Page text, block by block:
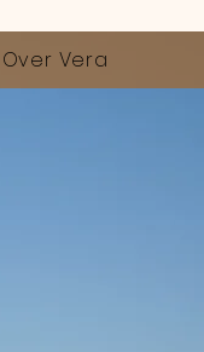
Over Vera